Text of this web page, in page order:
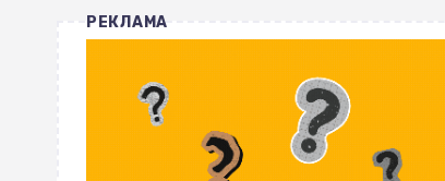
РЕКЛАМА